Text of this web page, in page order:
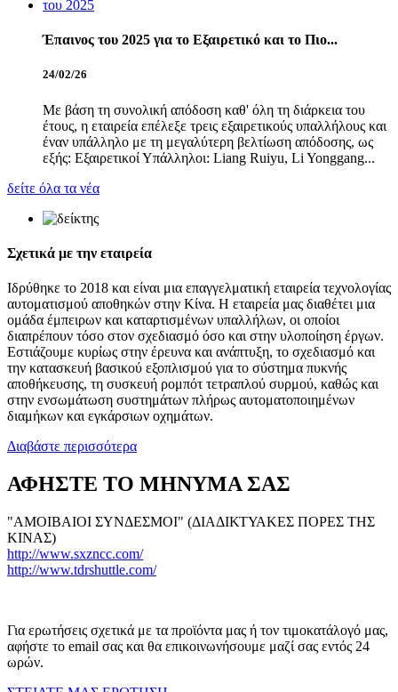
Έπαινος του 2025 για το Εξαιρετικό και το Πιο...
24/02/26
Με βάση τη συνολική απόδοση καθ' όλη τη διάρκεια του
έτους, η εταιρεία επέλεξε τρεις εξαιρετικούς υπαλλήλους και
έναν υπάλληλο με τη μεγαλύτερη βελτίωση απόδοσης, ως
εξής: Εξαιρετικοί Υπάλληλοι: Liang Ruiyu, Li Yonggang...
δείτε όλα τα νέα
Σχετικά με την εταιρεία
Ιδρύθηκε το 2018 και είναι μια επαγγελματική εταιρεία τεχνολογίας
αυτοματισμού αποθηκών στην Κίνα. Η εταιρεία μας διαθέτει μια
ομάδα έμπειρων και καταρτισμένων υπαλλήλων, οι οποίοι
διαπρέπουν τόσο στον σχεδιασμό όσο και στην υλοποίηση έργων.
Εστιάζουμε κυρίως στην έρευνα και ανάπτυξη, το σχεδιασμό και
την κατασκευή βασικού εξοπλισμού για το σύστημα πυκνής
αποθήκευσης, τη συσκευή ρομπότ τετραπλού συρμού, καθώς και
στην ενσωμάτωση συστημάτων πλήρως αυτοματοποιημένων
διαμήκων και εγκάρσιων οχημάτων.
Διαβάστε περισσότερα
ΑΦΗΣΤΕ ΤΟ ΜΗΝΥΜΑ ΣΑΣ
"ΑΜΟΙΒΑΙΟΙ ΣΥΝΔΕΣΜΟΙ" (ΔΙΑΔΙΚΤΥΑΚΕΣ ΠΟΡΕΣ ΤΗΣ
ΚΙΝΑΣ)
http://www.sxzncc.com/
http://www.tdrshuttle.com/
Για ερωτήσεις σχετικά με τα προϊόντα μας ή τον τιμοκατάλογό μας,
αφήστε το email σας και θα επικοινωνήσουμε μαζί σας εντός 24
ωρών.